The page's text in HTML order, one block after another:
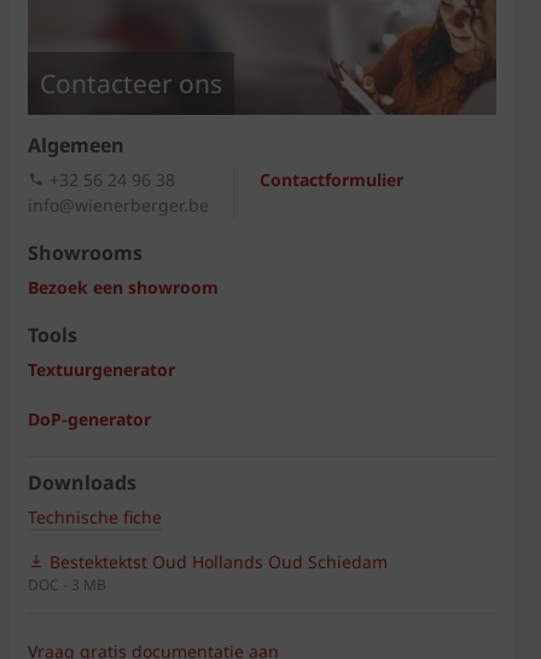
Contacteer ons
Algemeen
Contactformulier
+32 56 24 96 38
info@wienerberger.be
Showrooms
Bezoek een showroom
Tools
Textuurgenerator
DoP-generator
Downloads
Technische fiche
Bestektektst Oud Hollands Oud Schiedam
DOC - 3 MB
Vraag gratis documentatie aan